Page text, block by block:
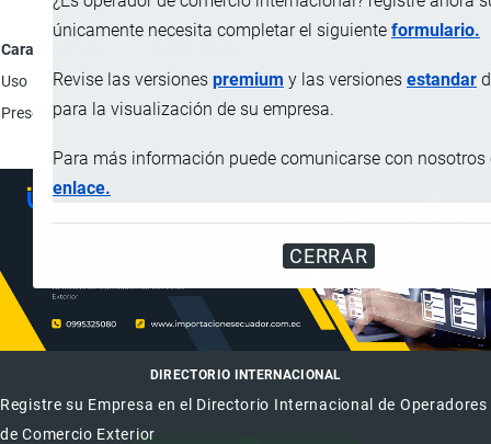
únicamente necesita completar el siguiente formulario.
Revise las versiones premium y las versiones estandar
para la visualización de su empresa.
Para más información puede comunicarse con nosotros
enlace.
CERRAR
Característica
Uso
Entretenimiento para niños.
Presentación
Unidad en bolsa.
DIRECTORIO INTERNACIONAL
Registre su Empresa en el Directorio Internacional de Operadores
de Comercio Exterior